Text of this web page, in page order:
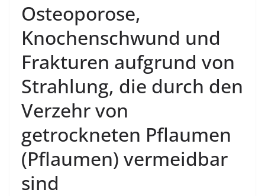
Osteoporose,
Knochenschwund und
Frakturen aufgrund von
Strahlung, die durch den
Verzehr von
getrockneten Pflaumen
(Pflaumen) vermeidbar
sind